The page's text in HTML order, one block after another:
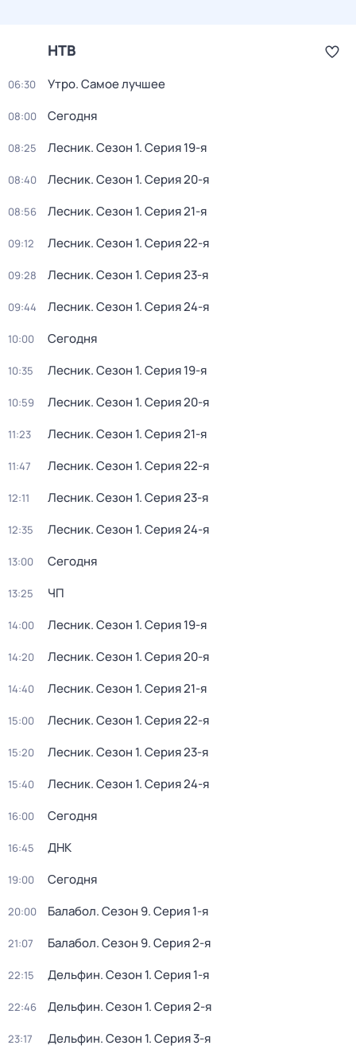
НТВ
06:30 Утро. Самое лучшее
08:00 Сегодня
08:25 Лесник. Сезон 1. Серия 19-я
08:40 Лесник. Сезон 1. Серия 20-я
08:56 Лесник. Сезон 1. Серия 21-я
09:12 Лесник. Сезон 1. Серия 22-я
09:28 Лесник. Сезон 1. Серия 23-я
09:44 Лесник. Сезон 1. Серия 24-я
10:00 Сегодня
10:35 Лесник. Сезон 1. Серия 19-я
10:59 Лесник. Сезон 1. Серия 20-я
11:23 Лесник. Сезон 1. Серия 21-я
11:47 Лесник. Сезон 1. Серия 22-я
12:11 Лесник. Сезон 1. Серия 23-я
12:35 Лесник. Сезон 1. Серия 24-я
13:00 Сегодня
13:25 ЧП
14:00 Лесник. Сезон 1. Серия 19-я
14:20 Лесник. Сезон 1. Серия 20-я
14:40 Лесник. Сезон 1. Серия 21-я
15:00 Лесник. Сезон 1. Серия 22-я
15:20 Лесник. Сезон 1. Серия 23-я
15:40 Лесник. Сезон 1. Серия 24-я
16:00 Сегодня
16:45 ДНК
19:00 Сегодня
20:00 Балабол. Сезон 9. Серия 1-я
21:07 Балабол. Сезон 9. Серия 2-я
22:15 Дельфин. Сезон 1. Серия 1-я
22:46 Дельфин. Сезон 1. Серия 2-я
23:17 Дельфин. Сезон 1. Серия 3-я